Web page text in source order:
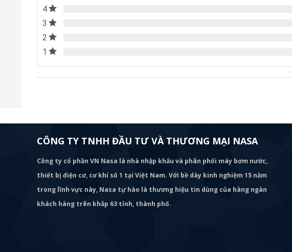
4
3
2
1
CÔNG TY TNHH ĐẦU TƯ VÀ THƯƠNG MẠI NASA
Công ty cổ phần VN Nasa là nhà nhập khẩu và phân phối máy bơm nước,
thiết bị điện cơ, cơ khí số 1 tại Việt Nam. Với bề dày kinh nghiệm 15 năm
trong lĩnh vực này, Nasa tự hào là thương hiệu tin dùng của hàng ngàn
khách hàng trên khắp 63 tỉnh, thành phố.